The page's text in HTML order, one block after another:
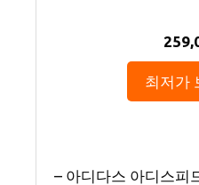
최저가
– 아디다스 아디스피